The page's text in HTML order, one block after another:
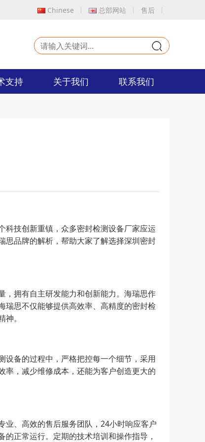
Chinese 总部网站 售后
支持 关于我们 联系我们
科技创新重镇，众多密封检测设备厂家应运
思品牌的解析，帮助大家了解选择深圳密封
，拥有自主研发能力和创新能力。海瑞思作
瑞思不仅能够提供高效率、高精度的密封检
。
设备的过程中，严格把控每一个细节，采用
率，减少维修成本，还能为客户创造更大的
业、高效的售后服务团队，24小时响应客户
正常运行。定期的技术培训和操作指导，